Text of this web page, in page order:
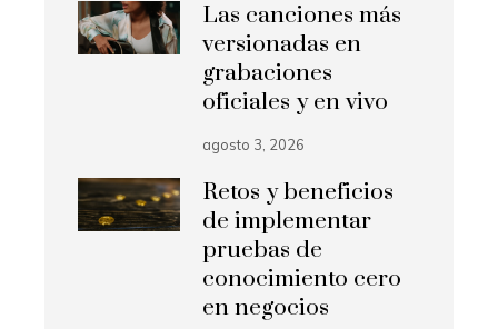
Las canciones más
versionadas en
grabaciones
oficiales y en vivo
agosto 3, 2026
Retos y beneficios
de implementar
pruebas de
conocimiento cero
en negocios